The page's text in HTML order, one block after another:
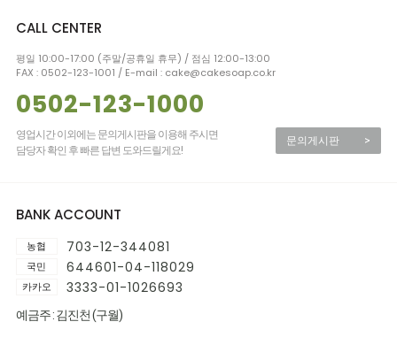
CALL CENTER
평일 10:00-17:00 (주말/공휴일 휴무) / 점심 12:00-13:00
FAX : 0502-123-1001 / E-mail : cake@cakesoap.co.kr
0502-123-1000
영업시간 이외에는 문의게시판을 이용해 주시면
담당자 확인 후 빠른 답변 도와드릴게요!
문의게시판 >
BANK ACCOUNT
농협 703-12-344081
국민 644601-04-118029
카카오 3333-01-1026693
예금주 : 김진천 (구월)